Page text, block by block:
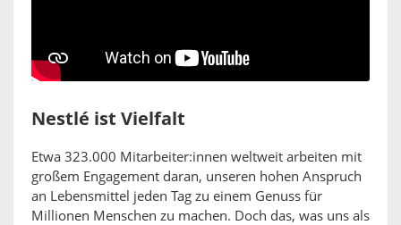
Nestlé ist Vielfalt
Etwa 323.000 Mitarbeiter:innen weltweit arbeiten mit
großem Engagement daran, unseren hohen Anspruch
an Lebensmittel jeden Tag zu einem Genuss für
Millionen Menschen zu machen. Doch das, was uns als